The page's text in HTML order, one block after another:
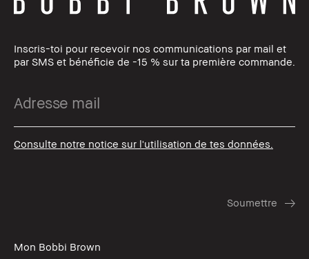
Inscris-toi pour recevoir nos communications par mail et
par SMS et bénéficie de -15 % sur ta première commande.
Consulte notre notice sur l'utilisation de tes données.
Mon Bobbi Brown